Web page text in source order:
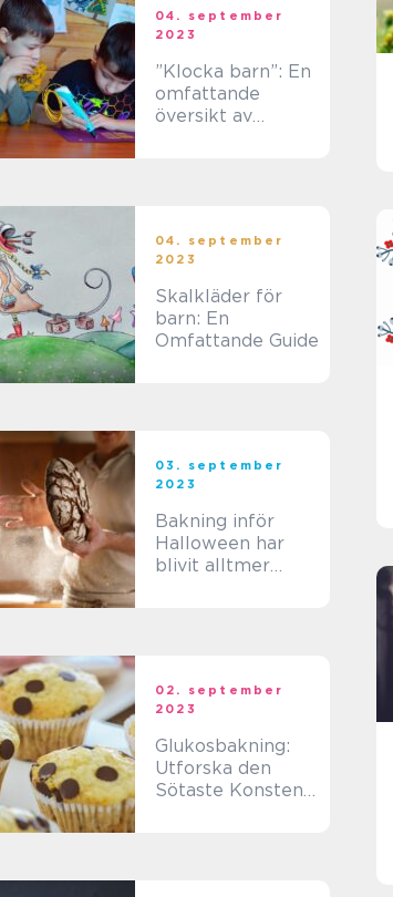
04. september
2023
”Klocka barn”: En
omfattande
översikt av
04. september
2023
Skalkläder för
barn: En
Omfattande Guide
03. september
2023
Bakning inför
Halloween har
blivit alltmer
festliga högtid
02. september
2023
Glukosbakning:
Utforska den
Sötaste Konsten i